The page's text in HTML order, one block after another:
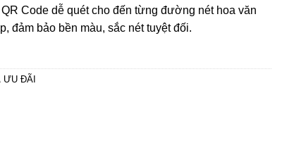
Code dễ quét cho đến từng đường nét hoa văn
đảm bảo bền màu, sắc nét tuyệt đối.
ƯU ĐÃI